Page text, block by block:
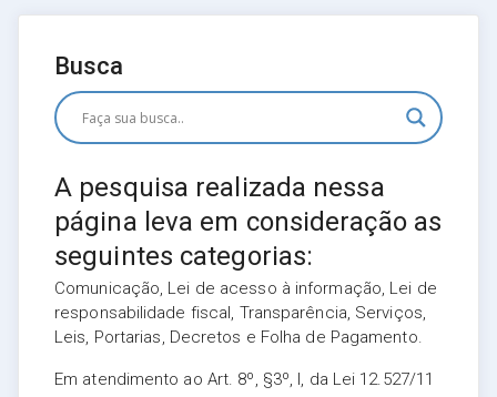
Busca
A pesquisa realizada nessa
página leva em consideração as
seguintes categorias:
Comunicação, Lei de acesso à informação, Lei de
responsabilidade fiscal, Transparência, Serviços,
Leis, Portarias, Decretos e Folha de Pagamento.
Em atendimento ao Art. 8º, §3º, I, da Lei 12.527/11